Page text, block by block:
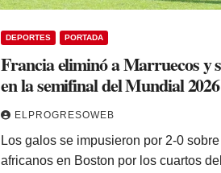
DEPORTES PORTADA
Francia eliminó a Marruecos y
en la semifinal del Mundial 2026
ELPROGRESOWEB
Los galos se impusieron por 2-0
africanos en Boston por los cuartos